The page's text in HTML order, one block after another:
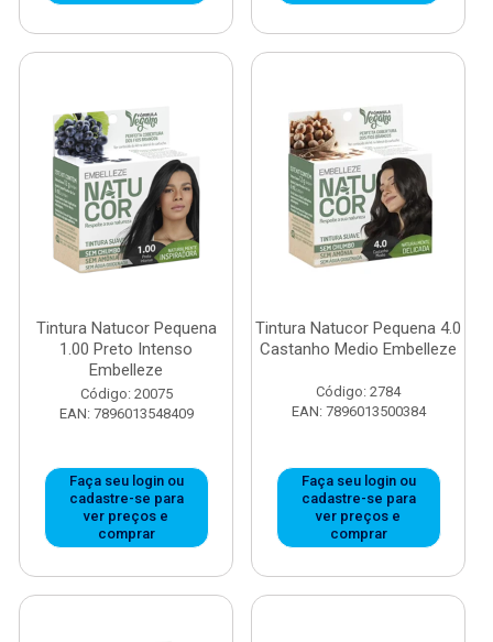
Tintura Natucor Pequena
1.00 Preto Intenso
Embelleze
Código: 20075
EAN: 7896013548409
Faça seu login ou
cadastre-se para
ver preços e
comprar
Tintura Natucor Pequena 4.0
Castanho Medio Embelleze
Código: 2784
EAN: 7896013500384
Faça seu login ou
cadastre-se para
ver preços e
comprar